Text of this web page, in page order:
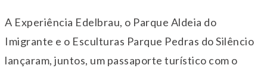
A Experiência Edelbrau, o Parque Aldeia do
Imigrante e o Esculturas Parque Pedras do Silêncio
lançaram, juntos, um passaporte turístico com o